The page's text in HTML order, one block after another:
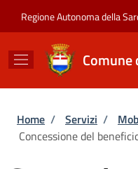
Regione Autonoma della
Comune
Briciole di
Home / Servizi /
Concessione del